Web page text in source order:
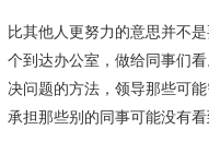
比其他人更努力的意思并不
个到达办公室，做给同事们
决问题的方法，领导那些可
承担那些别的同事可能没有看